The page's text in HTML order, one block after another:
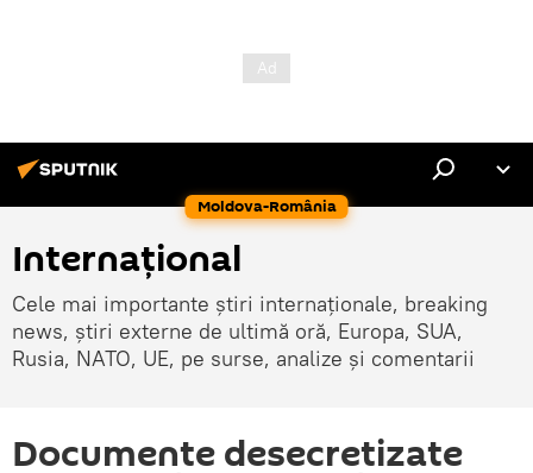
Moldova-România
Internaţional
Cele mai importante știri internaționale, breaking
news, știri externe de ultimă oră, Europa, SUA,
Rusia, NATO, UE, pe surse, analize și comentarii
Documente desecretizate